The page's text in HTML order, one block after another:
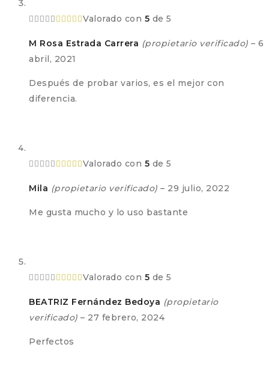
Valorado con 5 de 5
M Rosa Estrada Carrera (propietario verificado) – 6
abril, 2021
Después de probar varios, es el mejor con
diferencia.
Valorado con 5 de 5
Mila (propietario verificado) – 29 julio, 2022
Me gusta mucho y lo uso bastante
Valorado con 5 de 5
BEATRIZ Fernández Bedoya (propietario
verificado) – 27 febrero, 2024
Perfectos